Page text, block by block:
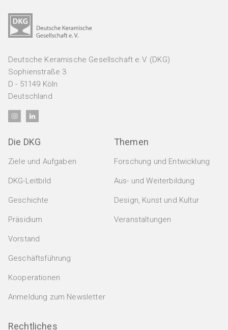
EXPERTENKREISE
Anwenderkreis Additive Keramische Fertigung
Arbeitskreis Kohlenstoff
Expertenkreis Keramikspritzguss
Szene Dekarbonisierung in der DKG
Veranstaltungen
Fortbildungsseminar
Ausschuss / Arbeitskreis
Messe
Design / Kunst / Kultur
Mitglieder
DER KERAMISCHE NACHWUCHS
Studierende / Jungakademiker
Jobs & Ausbildung
Marktplatz
Marktplatz
Deutsche Keramische Gesellschaft e.V. (DKG)
Sophienstraße 3
D - 51149 Köln
Deutschland
Die DKG
Ziele und Aufgaben
DKG-Leitbild
Geschichte
Präsidium
Vorstand
Geschäftsführung
Kooperationen
Anmeldung zum Newsletter
Themen
Forschung und Entwicklung
Aus- und Weiterbildung
Design, Kunst und Kultur
Veranstaltungen
Rechtliches